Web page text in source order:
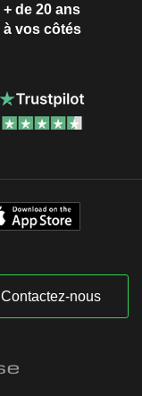
+ de 20 ans
à vos côtés
Contactez-nous